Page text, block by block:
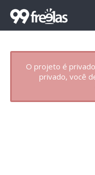
O projeto é
privado, você